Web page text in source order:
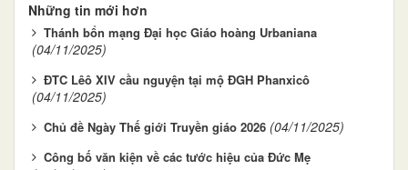
Những tin mới hơn
Thánh bổn mạng Đại học Giáo hoàng Urbaniana
(04/11/2025)
ĐTC Lêô XIV cầu nguyện tại mộ ĐGH Phanxicô
(04/11/2025)
Chủ đề Ngày Thế giới Truyền giáo 2026 (04/11/2025)
Công bố văn kiện về các tước hiệu của Đức Mẹ